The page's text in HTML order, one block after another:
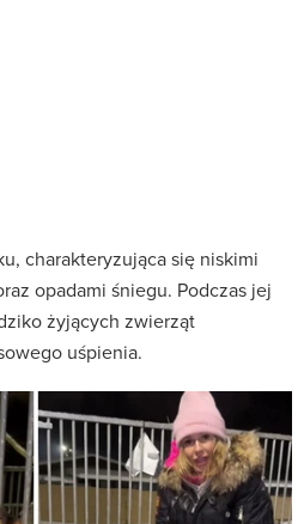
charakteryzująca się niskimi
opadami śniegu. Podczas jej
żyjących zwierząt
uśpienia.